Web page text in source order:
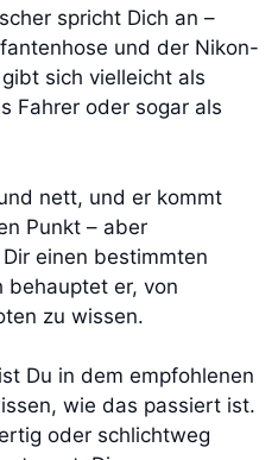
spricht Dich an –
und der Nikon-
sich vielleicht als
Fahrer oder sogar als
nett, und er kommt
Punkt – aber
einen bestimmten
behauptet er, von
zu wissen.
Du in dem empfohlenen
wie das passiert ist.
oder schlichtweg